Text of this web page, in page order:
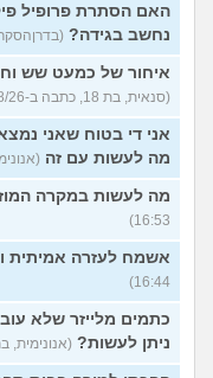
האם הסתרת פרופיל
נחשב בגידה? (בדרןהסקרן, בן 33, כתב ב-
איחור של כמעט שש
(סנאית, בת 18, כתבה ב-03/08/26 17:13)
אני די בטוח שאני
מה לעשות עם זה (אנונימי, בן 18, כתב
מה לעשות במקרה
16:53)
אשמח לעזרה אמיתית
16:44)
כתמים מלייזר שלא
ניתן לעשות? (אנונימית, בת 25, כתבה ב-03/08/26